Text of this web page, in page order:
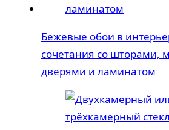
Бежевые обои в
сочетания со шторами,
дверями и ламинатом